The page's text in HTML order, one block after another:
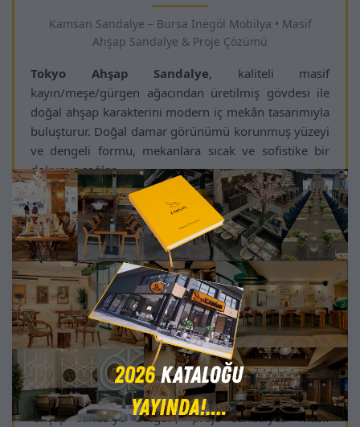
Kamsan Sandalye – Bursa İnegöl Mobilya • Masif
Ahşap Sandalye & Proje Çözümü
Tokyo Ahşap Sandalye, kaliteli masif
kayın/meşe/gürgen ağacından üretilmiş gövdesi ile
doğal ahşap karakterini modern iç mekân tasarımıyla
buluşturur. Doğal damar görünümü korunmuş yüzeyi
ve dengeli formu, mekanlara sıcak ve sofistike bir
dokunuş sağlar.
Geniş oturum minderi ve ergonomik sırt desteği
sayesinde uzun oturumlarda bile yüksek konfor
sunar. Otel lobisi, restoran, kafe, villa ve kurumsal
alanlar gibi yoğun trafik gerektiren projelerde seçim
sırası üstlerde yer alır. :contentReference[oaicite:2]
{index=2}
Projeye özel olarak sunulan döşeme kumaşları, leke
tutmaz yüzey seçenekleri ve farklı ahşap tonları,
Tokyo modelini iç mimarlar ve dekorasyon
profesyonelleri için “şık, fonksiyonel ve dayanıklı
ahşap sandalye” haline getirir. Arama motorlarında
“ahşap sandalye İnegöl”, “proje sandalyesi masif